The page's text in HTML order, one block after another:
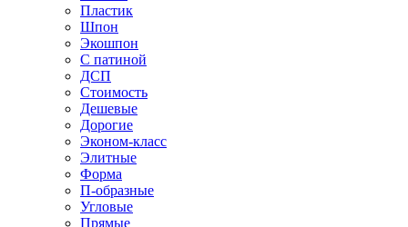
Пластик
Шпон
Экошпон
С патиной
ДСП
Стоимость
Дешевые
Дорогие
Эконом-класс
Элитные
Форма
П-образные
Угловые
Прямые